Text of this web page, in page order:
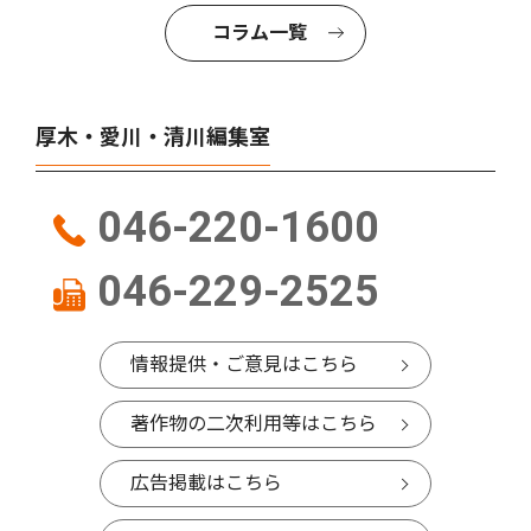
コラム一覧
厚木・愛川・清川編集室
046-220-1600
046-229-2525
情報提供・ご意見はこちら
著作物の二次利用等はこちら
広告掲載はこちら